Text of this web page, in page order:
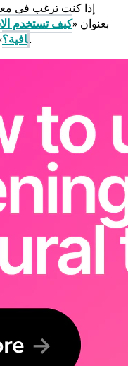
إذا كنت ترغب في
بعنوان «كيف تستخدم
افية؟» التي تشرح هذه العملية خطوة بخطوة.